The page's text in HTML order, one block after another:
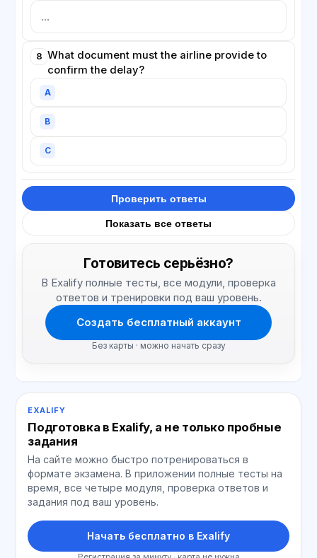
8 What document must the airline provide to
confirm the delay?
A
B
C
Проверить ответы
Показать все ответы
Готовитесь серьёзно?
В Exalify полные тесты, все модули, проверка
ответов и тренировки под ваш уровень.
Создать бесплатный аккаунт
Без карты · можно начать сразу
EXALIFY
Подготовка в Exalify, а не только пробные
задания
На сайте можно быстро потренироваться в
формате экзамена. В приложении полные тесты на
время, все четыре модуля, проверка ответов и
задания под ваш уровень.
Начать бесплатно в Exalify